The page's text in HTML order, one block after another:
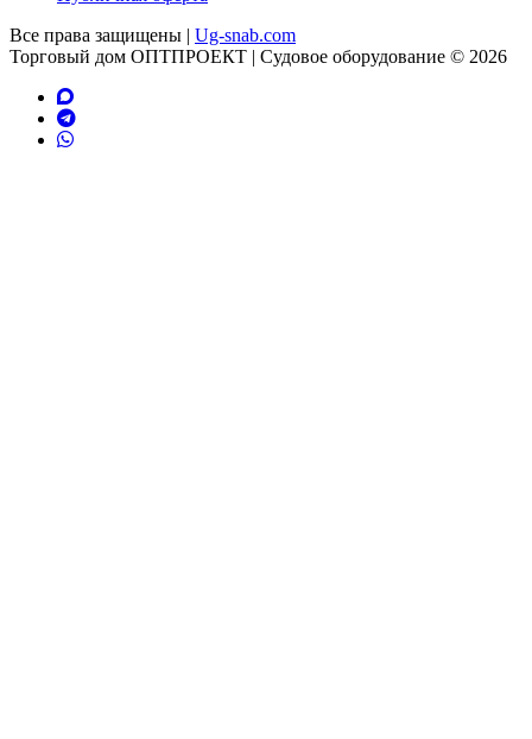
Все права защищены | Ug-snab.com
Торговый дом ОПТПРОЕКТ | Судовое оборудование © 2026